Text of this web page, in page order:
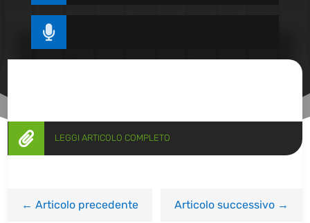

 LEGGI ARTICOLO COMPLETO
←Articolo precedente Articolo successivo→